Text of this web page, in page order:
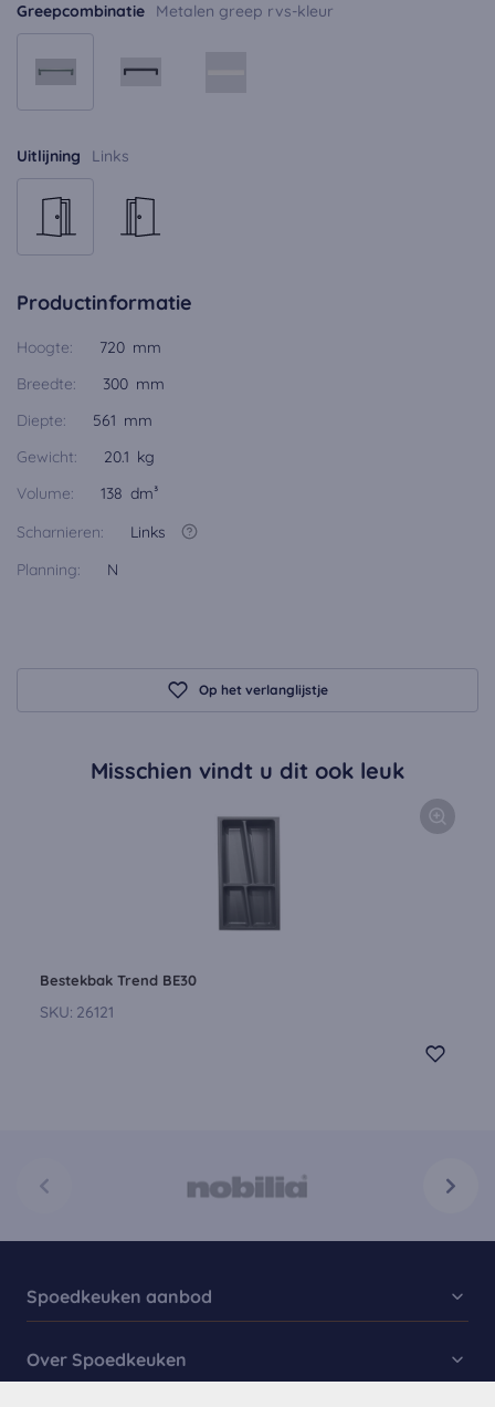
Greepcombinatie Metalen greep rvs-kleur
Uitlijning Links
Productinformatie
Hoogte:
720 mm
Breedte:
300 mm
Diepte:
561 mm
Gewicht:
20.1 kg
Volume:
138 dm³
Scharnieren:
Links
Planning:
N
Op het verlanglijstje
Misschien vindt u dit ook leuk
Bestekbak Trend BE30
SKU: 26121
Spoedkeuken aanbod
Keukencollectie
Spoed Keukens
Over Spoedkeuken